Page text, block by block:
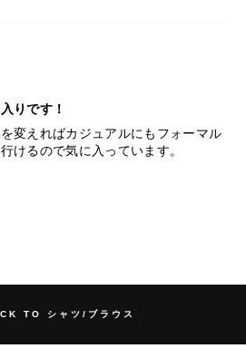
りです！
変えればカジュアルにもフォーマル
けるので気に入っています。
TO シャツ/ブラウス